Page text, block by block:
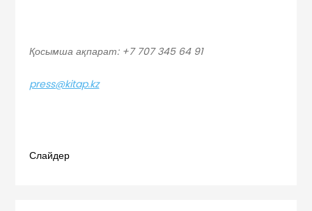
Қосымша ақпарат: +7 707 345 64 91
press@kitap.kz
Слайдер